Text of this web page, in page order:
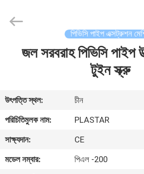
আমাদের
সম্পর্কে
কারখানা
Plastar
Machinery
পিভিসি পাইপ এক্সট্রুশন
জল সরবরাহ পিভিসি পাইপ
টুইন স্ক্রু
উৎপত্তি স্থল:
চীন
পরিচিতিমুলক নাম:
PLASTAR
সাক্ষ্যদান:
CE
মডেল নম্বার:
পিএল -200